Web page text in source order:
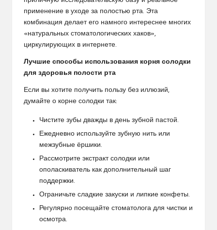
применение в уходе за полостью рта. Эта
комбинация делает его намного интереснее многих
«натуральных стоматологических хаков»,
циркулирующих в интернете.
Лучшие способы использования корня солодки
для здоровья полости рта
Если вы хотите получить пользу без иллюзий,
думайте о корне солодки так:
Чистите зубы дважды в день зубной пастой.
Ежедневно используйте зубную нить или
межзубные ёршики.
Рассмотрите экстракт солодки или
ополаскиватель как дополнительный шаг
поддержки.
Ограничьте сладкие закуски и липкие конфеты.
Регулярно посещайте стоматолога для чистки и
осмотра.